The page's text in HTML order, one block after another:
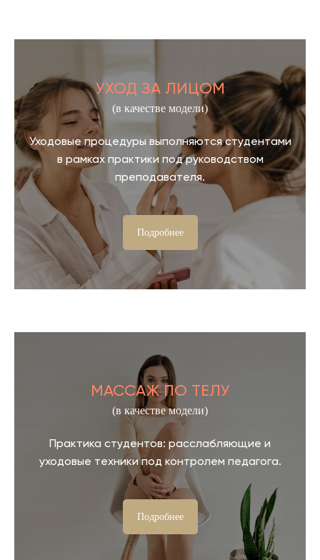
УХОД ЗА ЛИЦОМ
(в качестве модели)
Уходовые процедуры выполняются студентами
в рамках практики под руководством
преподавателя.
Подробнее
МАССАЖ ПО ТЕЛУ
(в качестве модели)
Практика студентов: расслабляющие и
уходовые техники под контролем педагога.
Подробнее